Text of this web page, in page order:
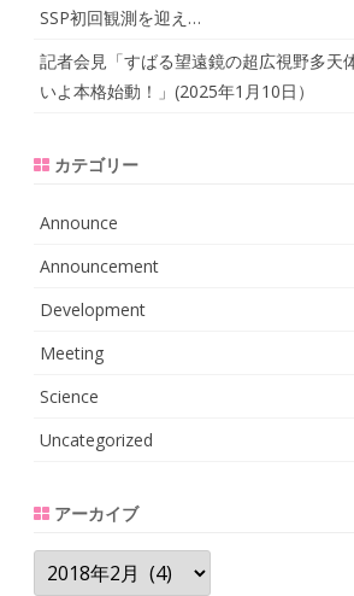
SSP初回観測を迎え…
記者会見「すばる望遠鏡の超広視野多天
いよ本格始動！」(2025年1月10日）
カテゴリー
Announce
Announcement
Development
Meeting
Science
Uncategorized
アーカイブ
ア
ー